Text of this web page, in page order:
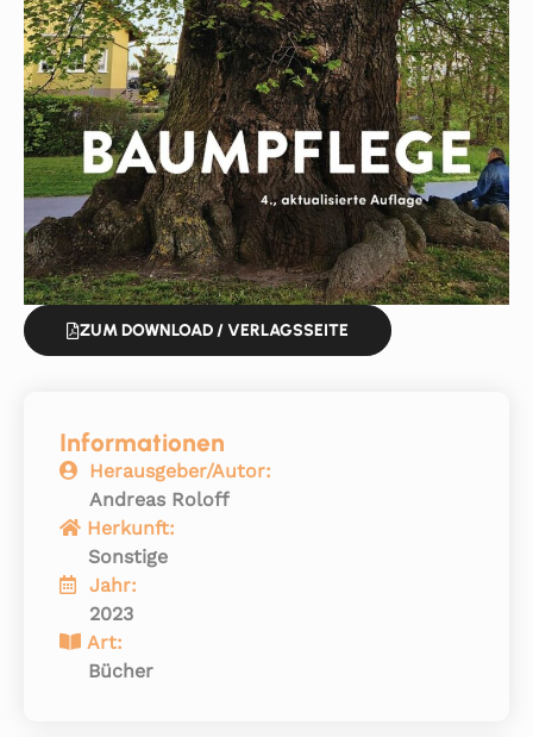
ZUM DOWNLOAD / VERLAGSSEITE
Informationen
Herausgeber/Autor:
Andreas Roloff
Herkunft:
Sonstige
Jahr:
2023
Art:
Bücher